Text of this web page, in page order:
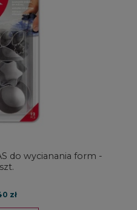
do wycianania form -
zł